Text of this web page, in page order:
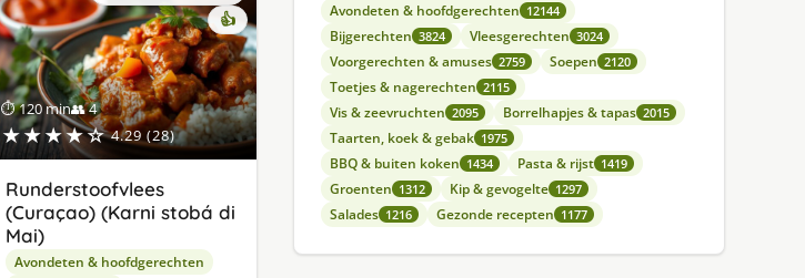
⏱ 120 min👥 4
★★★★☆ 4.29 (28)
👍
Runderstoofvlees
(Curaçao) (Karni stobá di
Mai)
Avondeten & hoofdgerechten
Avondeten & hoofdgerechten 12144
Bijgerechten 3824 Vleesgerechten 3024
Voorgerechten & amuses 2759 Soepen 2120
Toetjes & nagerechten 2115
Vis & zeevruchten 2095 Borrelhapjes & tapas 2015
Taarten, koek & gebak 1975
BBQ & buiten koken 1434 Pasta & rijst 1419
Groenten 1312 Kip & gevogelte 1297
Salades 1216 Gezonde recepten 1177